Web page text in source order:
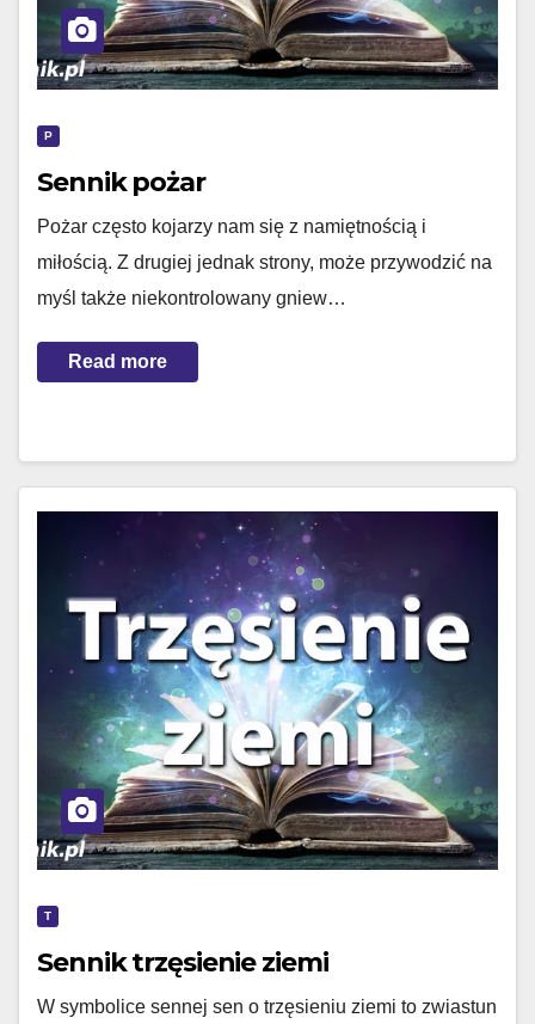
P
Sennik pożar
Pożar często kojarzy nam się z namiętnością i
miłością. Z drugiej jednak strony, może przywodzić na
myśl także niekontrolowany gniew…
Read more
T
Sennik trzęsienie ziemi
W symbolice sennej sen o trzęsieniu ziemi to zwiastun